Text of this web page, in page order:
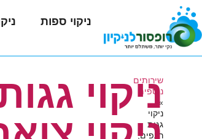
ניקוי ספות
שירותים
נוספים
»
ניקוי
גגות
רעפים,
ניקוי